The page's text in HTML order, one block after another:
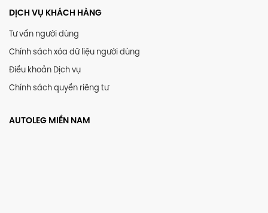
DỊCH VỤ KHÁCH HÀNG
Tư vấn người dùng
Chính sách xóa dữ liệu người dùng
Điều khoản Dịch vụ
Chính sách quyền riêng tư
AUTOLEG MIỀN NAM